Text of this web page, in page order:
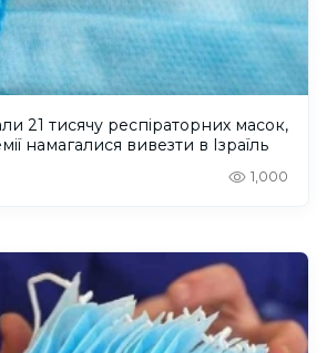
21 тисячу респіраторних масок,
намагалися вивезти в Ізраїль
1,000